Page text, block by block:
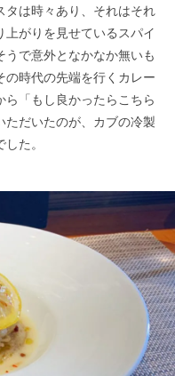
タは時々あり、それはそれ
がりを見せているスパイ
で意外となかなか無いも
の時代の先端を行くカレー
「もし良かったらこちら
ただいたのが、カブの冷製
た。